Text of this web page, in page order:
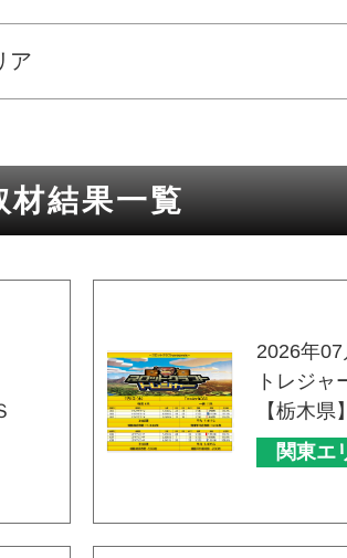
ア
材結果一覧
2026年07
トレジャ
【栃木
関東エ